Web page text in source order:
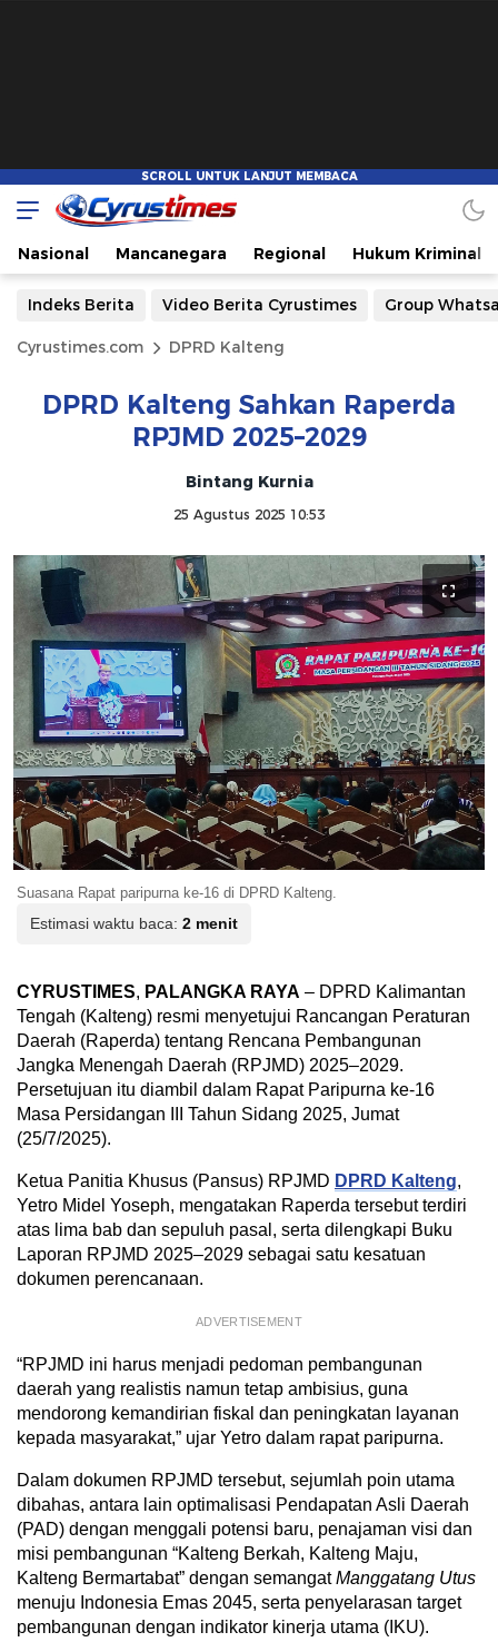
Nasional Mancanegara Regional Hukum Kriminal
Indeks Berita Video Berita Cyrustimes Group
Cyrustimes.com DPRD Kalteng
DPRD Kalteng Sahkan Raperda
RPJMD 2025–2029
Bintang Kurnia
25 Agustus 2025 10:53
Suasana Rapat paripurna ke-16 di DPRD Kalteng.
Estimasi waktu baca: 2 menit
CYRUSTIMES, PALANGKA RAYA – DPRD Kalimantan
Tengah (Kalteng) resmi menyetujui Rancangan Peraturan
Daerah (Raperda) tentang Rencana Pembangunan
Jangka Menengah Daerah (RPJMD) 2025–2029.
Persetujuan itu diambil dalam Rapat Paripurna ke-16
Masa Persidangan III Tahun Sidang 2025, Jumat
(25/7/2025).
Ketua Panitia Khusus (Pansus) RPJMD DPRD Kalteng,
Yetro Midel Yoseph, mengatakan Raperda tersebut terdiri
atas lima bab dan sepuluh pasal, serta dilengkapi Buku
Laporan RPJMD 2025–2029 sebagai satu kesatuan
dokumen perencanaan.
ADVERTISEMENT
“RPJMD ini harus menjadi pedoman pembangunan
daerah yang realistis namun tetap ambisius, guna
mendorong kemandirian fiskal dan peningkatan layanan
kepada masyarakat,” ujar Yetro dalam rapat paripurna.
Dalam dokumen RPJMD tersebut, sejumlah poin utama
dibahas, antara lain optimalisasi Pendapatan Asli Daerah
(PAD) dengan menggali potensi baru, penajaman visi dan
misi pembangunan “Kalteng Berkah, Kalteng Maju,
Kalteng Bermartabat” dengan semangatManggatang Utus
menuju Indonesia Emas 2045, serta penyelarasan target
pembangunan dengan indikator kinerja utama (IKU).